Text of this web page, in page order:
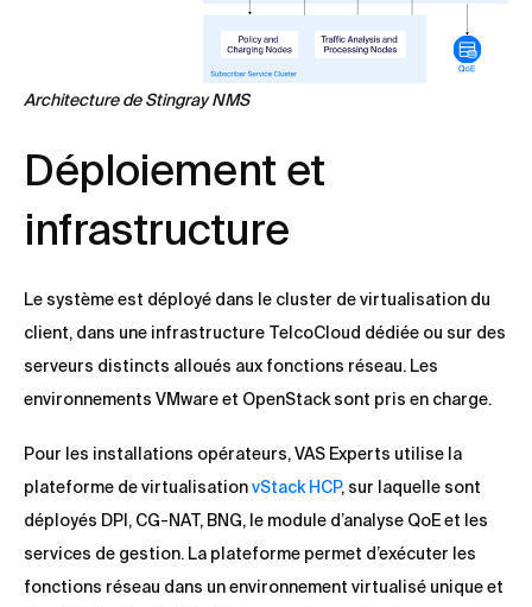
Architecture de Stingray NMS
Déploiement et
infrastructure
Le système est déployé dans le cluster de virtualisation du
client, dans une infrastructure TelcoCloud dédiée ou sur des
serveurs distincts alloués aux fonctions réseau. Les
environnements VMware et OpenStack sont pris en charge.
Pour les installations opérateurs, VAS Experts utilise la
plateforme de virtualisationvStack HCP, sur laquelle sont
déployés DPI, CG-NAT, BNG, le module d’analyse QoE et les
services de gestion. La plateforme permet d’exécuter les
fonctions réseau dans un environnement virtualisé unique et